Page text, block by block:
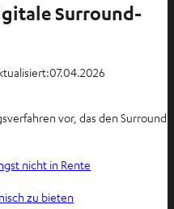
Surround-
07.04.2026
vor, das den
nicht in Rente
zu bieten